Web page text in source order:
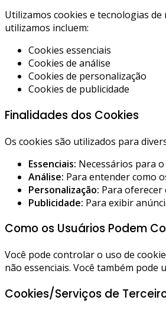
Utilizamos cookies e tecnologias
utilizamos incluem:
Cookies essenciais
Cookies de análise
Cookies de personalização
Cookies de publicidade
Finalidades dos Cookies
Os cookies são utilizados para
Essenciais: Necessários para
Análise: Para entender como
Personalização: Para oferecer
Publicidade: Para exibir
Como os Usuários Podem
Você pode controlar o uso de
não essenciais. Você também
Cookies/Serviços de